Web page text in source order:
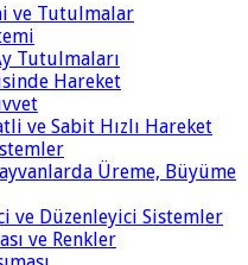
ve Tutulmalar
Tutulmaları
Hareket
ve Sabit Hızlı Hareket
Üreme, Büyüme
ve Düzenleyici Sistemler
ve Renkler